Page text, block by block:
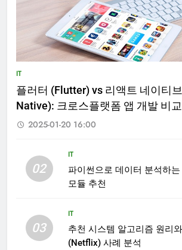
IT
플러터 (Flutter) vs 리액트 네이티
Native): 크로스플랫폼 앱 개발 비교
2025-01-20 16:00
02
IT
파이썬으로 데이터 분석하는
모듈 추천
03
IT
추천 시스템 알고리즘 원리
(Netflix) 사례 분석